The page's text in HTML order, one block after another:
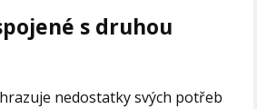
s druhou
nedostatky svých potřeb